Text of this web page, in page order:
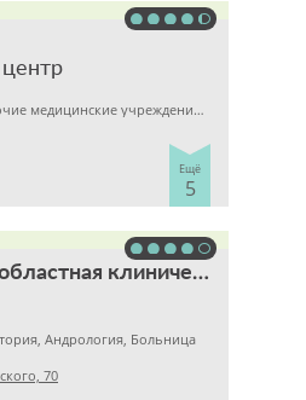
Детская клиника, Прочие медицинские учреждения, Гинекология
Ещё
5
Челябинская областная клиническая больница
Андрология, Больница
70